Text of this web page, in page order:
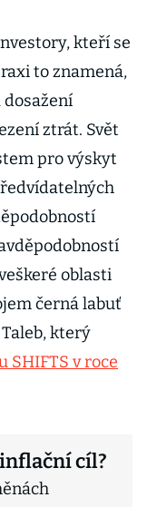
kteří se
to znamená,
ztrát. Svět
pro výskyt
oblasti
černá labuť
který
SHIFTS v roce
cíl?